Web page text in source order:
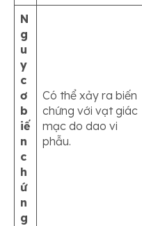
N
g
u
y
c
ơ
b
iế
n
c
h
ứ
n
g
Có thể xảy ra biến
chứng với vạt giác
mạc do dao vi
phẫu.